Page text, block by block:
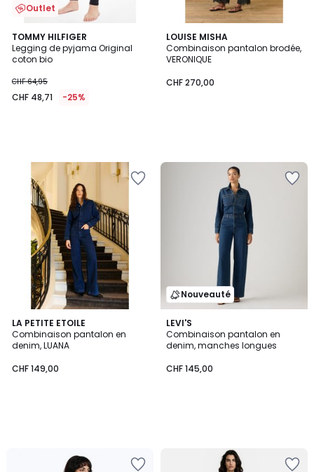
Outlet
TOMMY HILFIGER
Legging de pyjama Original
coton bio
CHF 64,95
CHF 48,71 -25%
LOUISE MISHA
Combinaison pantalon brodée,
VERONIQUE
CHF 270,00
LA PETITE ETOILE
Combinaison pantalon en
denim, LUANA
CHF 149,00
Nouveauté
LEVI'S
Combinaison pantalon en
denim, manches longues
CHF 145,00